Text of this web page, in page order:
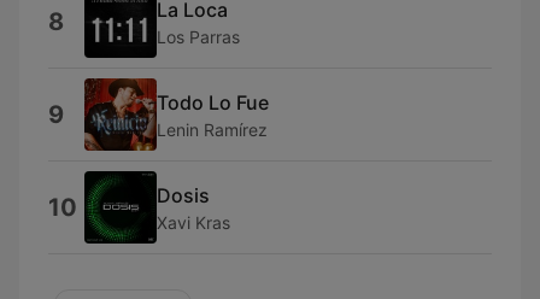
8 La Loca
Los Parras
9 Todo Lo Fue
Lenin Ramírez
10 Dosis
Xavi Kras